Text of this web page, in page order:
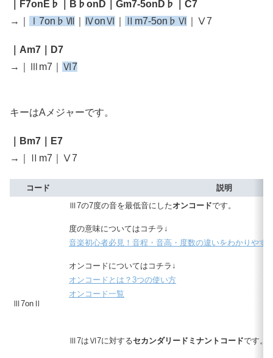
｜F7onE♭｜B♭onD｜Gm7-5onD♭｜C7
→｜
Ⅰ7on♭Ⅶ ⅣonⅥ Ⅱm7-5on♭Ⅵ ｜Ⅴ7
｜Am7｜D7
→｜Ⅲm7｜
Ⅵ7
キーはAメジャーです。
｜Bm7｜E7
→｜Ⅱm7｜Ⅴ7
コード 説明
Ⅲ7onⅡ
Ⅲ7の7度の音を最低音にしたオンコードです。
度の意味についてはコチラ↓
音楽初心者必見！音程・音高・度数の違いをわかりやす
オンコードについてはコチラ↓
オンコードとは？3つの使い方
オンコード一覧
Ⅲ7はⅥ7に対するセカンダリードミナントコードです。